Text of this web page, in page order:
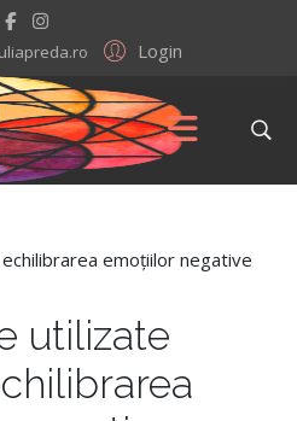
Login
utilizate